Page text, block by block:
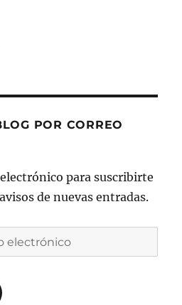
POR CORREO
para suscribirte
de nuevas entradas.